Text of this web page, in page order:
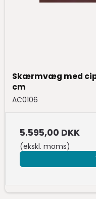
Skærmvæg med
cm
AC0106
5.595,00 DKK
(ekskl. moms)